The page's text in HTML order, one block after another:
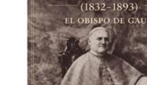
Dolores fue mucho más, una mujer
tragedia como tantas otras de su
mujer capaz de superarse a sí misma y
futuro a sus hijos en una sociedad
para las mujeres, más aún si estaban
en el medio rural. Pero ella se
futuro, también en memoria, y nos
que hoy, cuando el mundo amenaza
dar un paso atrás en los derechos